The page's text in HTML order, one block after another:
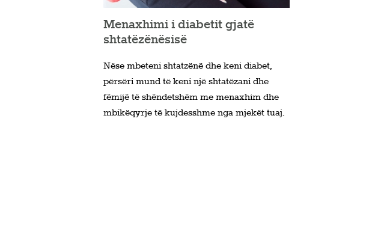
Menaxhimi i diabetit gjatë
shtatëzënësisë
Nëse mbeteni shtatzënë dhe keni diabet,
përsëri mund të keni një shtatëzani dhe
fëmijë të shëndetshëm me menaxhim dhe
mbikëqyrje të kujdesshme nga mjekët tuaj.